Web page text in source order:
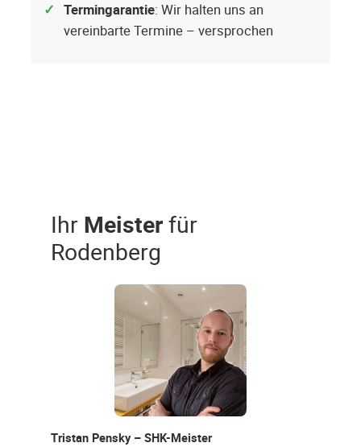
Termingarantie: Wir halten uns an
vereinbarte Termine – versprochen
Ihr Meisterfür
Rodenberg
Tristan Pensky – SHK-Meister